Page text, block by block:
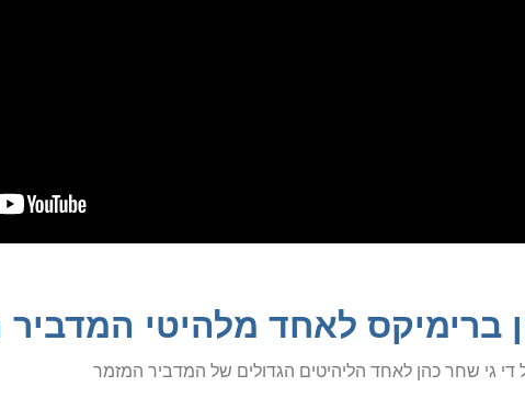
ברימיקס לאחד מלהיטי
גי שחר כהן לאחד הליהיטים הגדולים של המדביר המזמר